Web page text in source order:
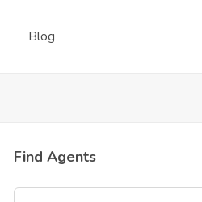
Blog
Find Agents